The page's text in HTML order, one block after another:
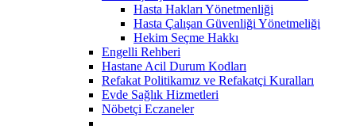
Hasta Hakları Yönetmenliği
Hasta Çalışan Güvenliği Yönetmeliği
Hekim Seçme Hakkı
Engelli Rehberi
Hastane Acil Durum Kodları
Refakat Politikamız ve Refakatçi Kuralları
Evde Sağlık Hizmetleri
Nöbetçi Eczaneler